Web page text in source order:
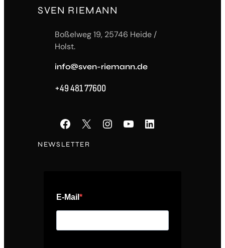
SVEN RIEMANN
Boßelweg 19, 25746 Heide /
Holst.
info@sven-riemann.de
+49 481 77600
Facebook X Instagram YouTube LinkedIn
NEWSLETTER
E-Mail